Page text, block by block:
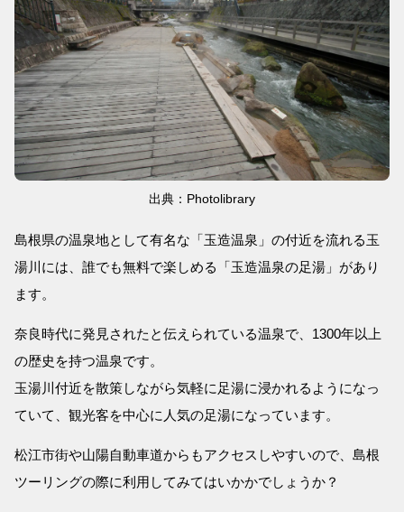
出典：Photolibrary
島根県の温泉地として有名な「玉造温泉」の付近を流れる玉
湯川には、誰でも無料で楽しめる「玉造温泉の足湯」があり
ます。
奈良時代に発見されたと伝えられている温泉で、1300年以上
の歴史を持つ温泉です。
玉湯川付近を散策しながら気軽に足湯に浸かれるようになっ
ていて、観光客を中心に人気の足湯になっています。
松江市街や山陽自動車道からもアクセスしやすいので、島根
ツーリングの際に利用してみてはいかかでしょうか？